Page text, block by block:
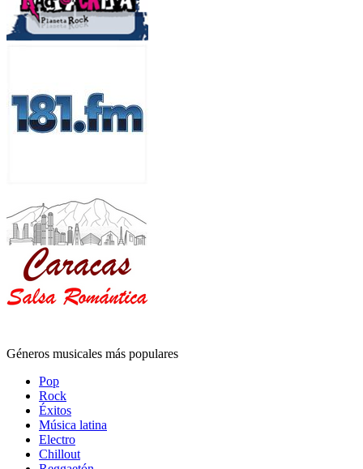
Géneros musicales más populares
Pop
Rock
Éxitos
Música latina
Electro
Chillout